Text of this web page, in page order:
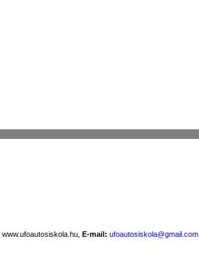
www.ufoautosiskola.hu, E-mail: ufoautosiskola@gmail.com